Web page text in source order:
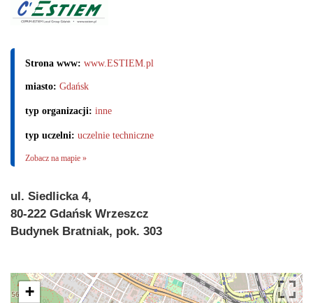
Strona www: www.ESTIEM.pl
miasto: Gdańsk
typ organizacji: inne
typ uczelni: uczelnie techniczne
Zobacz na mapie »
ul. Siedlicka 4,
80-222 Gdańsk Wrzeszcz
Budynek Bratniak, pok. 303
+